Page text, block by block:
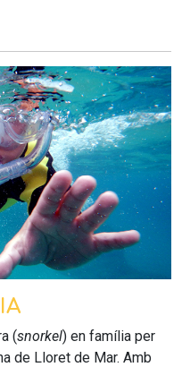
(snorkel) en família per
de Lloret de Mar. Amb